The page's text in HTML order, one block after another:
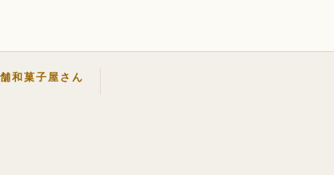
和菓子屋さん